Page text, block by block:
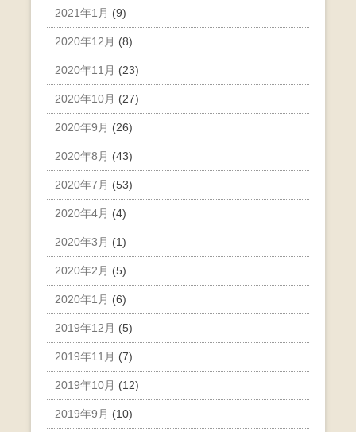
2021年1月 (9)
2020年12月 (8)
2020年11月 (23)
2020年10月 (27)
2020年9月 (26)
2020年8月 (43)
2020年7月 (53)
2020年4月 (4)
2020年3月 (1)
2020年2月 (5)
2020年1月 (6)
2019年12月 (5)
2019年11月 (7)
2019年10月 (12)
2019年9月 (10)